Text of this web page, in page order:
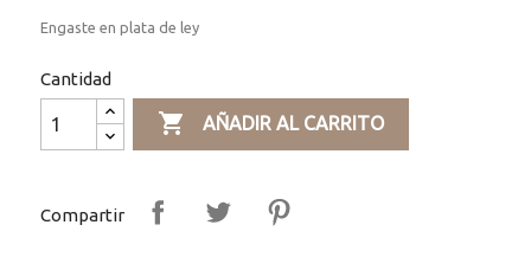
Engaste en plata de ley
Cantidad
 AÑADIR AL CARRITO
Compartir